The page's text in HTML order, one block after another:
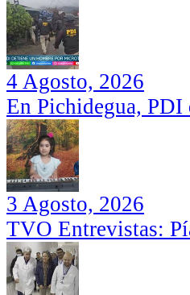
4 Agosto, 2026
En Pichidegua,
3 Agosto, 2026
TVO Entrevistas: